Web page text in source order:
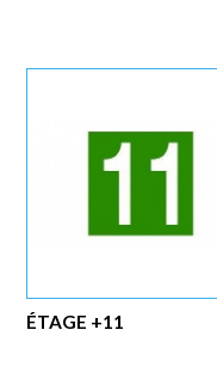
ÉTAGE +11